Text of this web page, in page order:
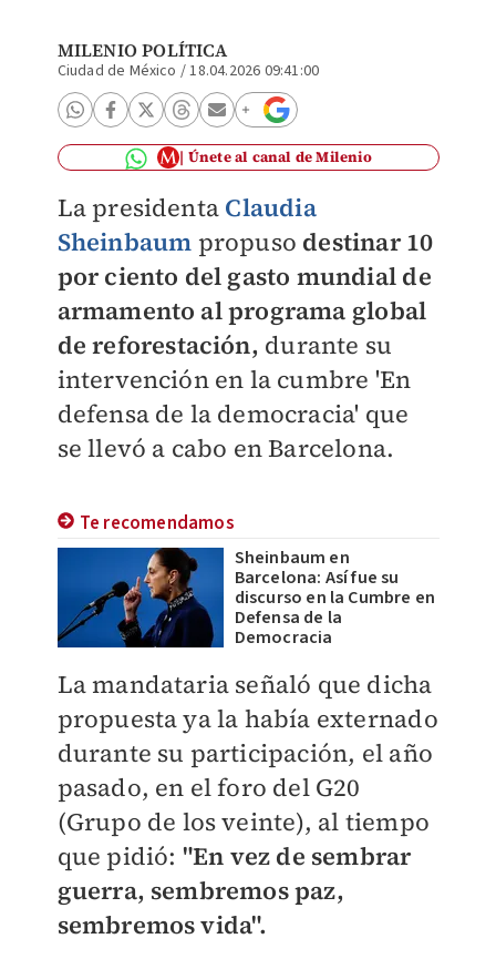
MILENIO POLÍTICA
Ciudad de México /18.04.2026 09:41:00
Únete al canal de Milenio
La presidenta Claudia
Sheinbaum propuso destinar 10
por ciento del gasto mundial de
armamento al programa global
de reforestación, durante su
intervención en la cumbre 'En
defensa de la democracia' que
se llevó a cabo en Barcelona.
Te recomendamos
Sheinbaum en
Barcelona: Así fue su
discurso en la Cumbre en
Defensa de la
Democracia
La mandataria señaló que dicha
propuesta ya la había externado
durante su participación, el año
pasado, en el foro del G20
(Grupo de los veinte), al tiempo
que pidió: "En vez de sembrar
guerra, sembremos paz,
sembremos vida".